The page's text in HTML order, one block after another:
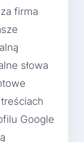
firma
słowa
Google